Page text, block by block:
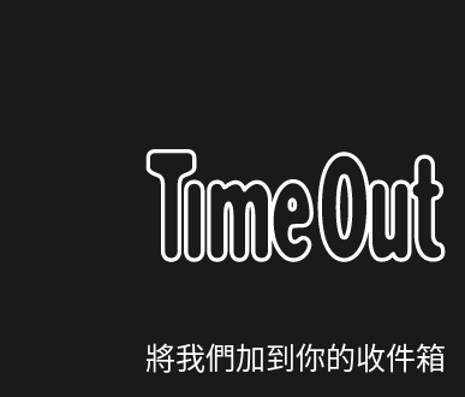
將我們加到你的收件箱